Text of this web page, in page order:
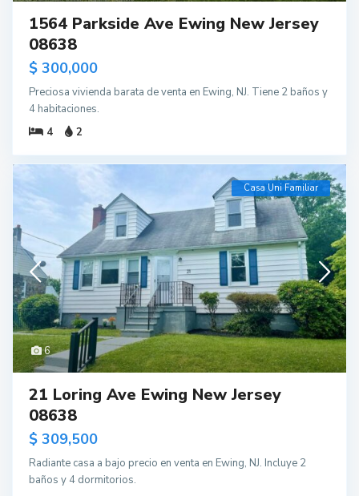
1564 Parkside Ave Ewing New Jersey
08638
$ 300,000
Preciosa vivienda barata de venta en Ewing, NJ. Tiene 2 baños y
4 habitaciones.
4
2
6
Casa Uni Familiar
21 Loring Ave Ewing New Jersey
08638
$ 309,500
Radiante casa a bajo precio en venta en Ewing, NJ. Incluye 2
baños y 4 dormitorios.